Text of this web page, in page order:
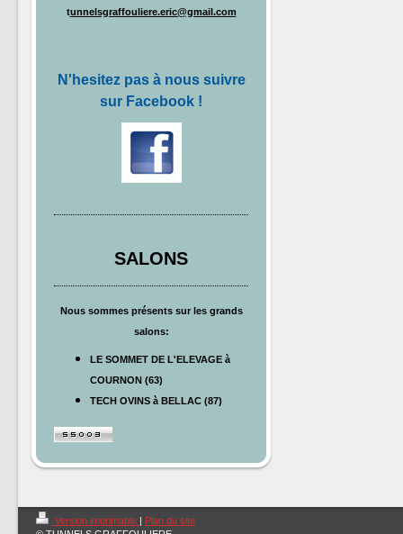
tunnelsgraffouliere.eric@gmail.com
N'hesitez pas à nous suivre
sur Facebook !
SALONS
Nous sommes présents sur les grands
salons:
LE SOMMET DE L'ELEVAGE à
COURNON (63)
TECH OVINS à BELLAC (87)
Version imprimable | Plan du site